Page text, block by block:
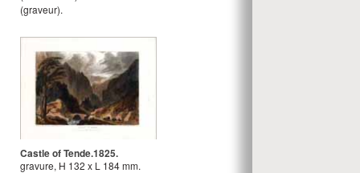
(graveur).
Castle of Tende.1825.
gravure, H 132 x L 184mm.